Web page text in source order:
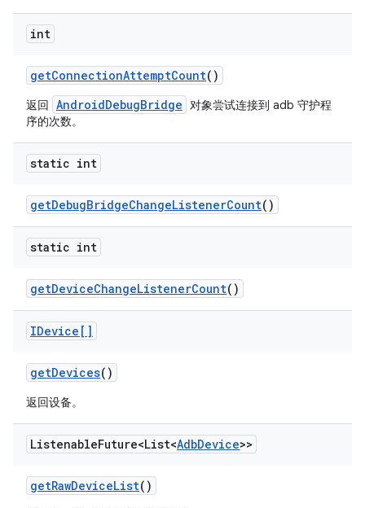
int
getConnectionAttemptCount()
返回 AndroidDebugBridge 对象尝试连接到 adb 守护程
序的次数。
static int
getDebugBridgeChangeListenerCount()
static int
getDeviceChangeListenerCount()
IDevice[]
getDevices()
返回设备。
ListenableFuture<List<AdbDevice>>
getRawDeviceList()